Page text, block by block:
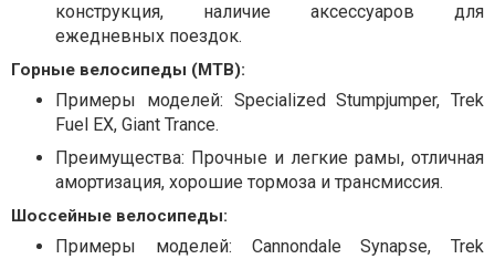
конструкция, наличие аксессуаров для
ежедневных поездок.
Горные велосипеды (MTB):
Примеры моделей: Specialized Stumpjumper, Trek
Fuel EX, Giant Trance.
Преимущества: Прочные и легкие рамы, отличная
амортизация, хорошие тормоза и трансмиссия.
Шоссейные велосипеды:
Примеры моделей: Cannondale Synapse, Trek